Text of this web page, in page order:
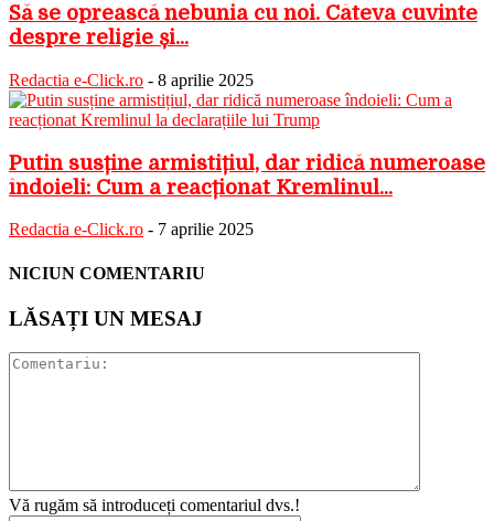
Să se oprească nebunia cu noi. Câteva cuvinte
despre religie și...
Redactia e-Click.ro - 8 aprilie 2025
Putin susține armistițiul, dar ridică numeroase
îndoieli: Cum a reacționat Kremlinul...
Redactia e-Click.ro - 7 aprilie 2025
NICIUN COMENTARIU
LĂSAȚI UN MESAJ
Vă rugăm să introduceți comentariul dvs.!